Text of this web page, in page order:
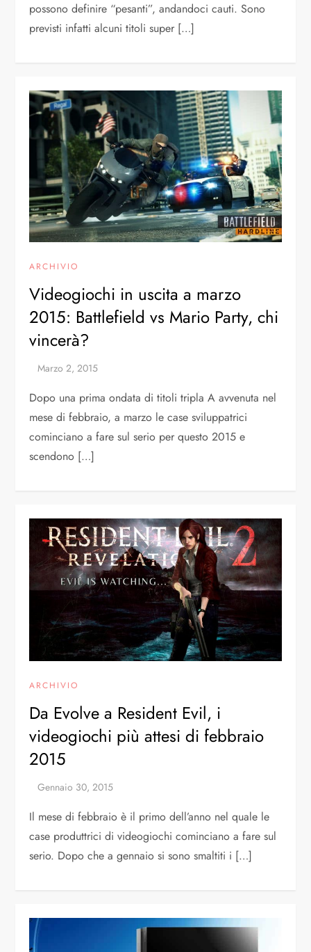
possono definire “pesanti”, andandoci cauti. Sono
previsti infatti alcuni titoli super […]
ARCHIVIO
Videogiochi in uscita a marzo
2015: Battlefield vs Mario Party, chi
vincerà?
Dopo una prima ondata di titoli tripla A avvenuta nel
mese di febbraio, a marzo le case sviluppatrici
cominciano a fare sul serio per questo 2015 e
scendono […]
ARCHIVIO
Da Evolve a Resident Evil, i
videogiochi più attesi di febbraio
2015
Il mese di febbraio è il primo dell’anno nel quale le
case produttrici di videogiochi cominciano a fare sul
serio. Dopo che a gennaio si sono smaltiti i […]